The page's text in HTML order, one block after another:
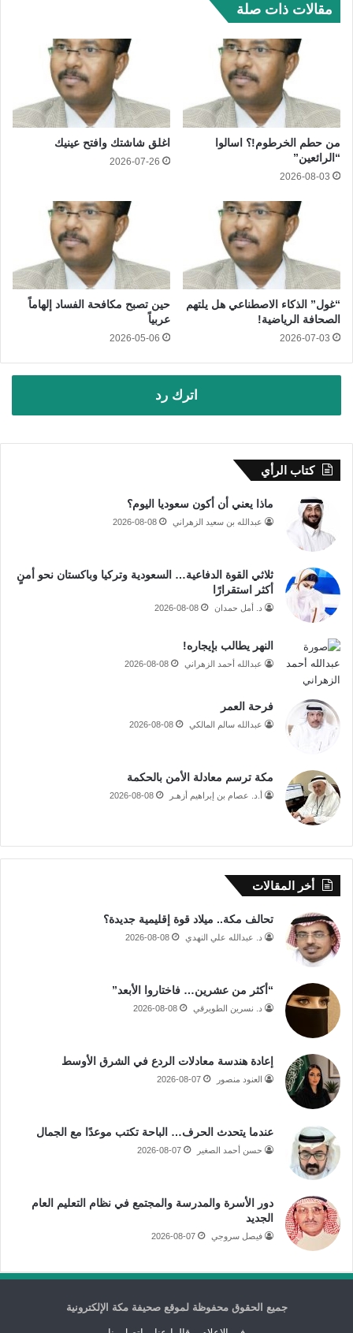
مقالات ذات صلة
من حطم الخرطوم!؟ اسالوا
“الرائعين”
2026-08-03
اغلق شاشتك وافتح عينيك
2026-07-26
“غول” الذكاء الاصطناعي هل يلتهم
الصحافة الرياضية!
2026-07-03
حين تصبح مكافحة الفساد إلهاماً
عربياً
2026-05-06
اترك رد
كتاب الرأي
ماذا يعني أن أكون سعوديا اليوم؟
عبدالله بن سعيد الزهراني 2026-08-08
ثلاثي القوة الدفاعية… السعودية وتركيا وباكستان نحو أمنٍ
أكثر استقرارًا
د. أمل حمدان 2026-08-08
النهر يطالب بإيجاره!
عبدالله أحمد الزهراني 2026-08-08
فرحة العمر
عبدالله سالم المالكي 2026-08-08
مكة ترسم معادلة الأمن بالحكمة
أ.د. عصام بن إبراهيم أزهـر 2026-08-08
أخر المقالات
تحالف مكة.. ميلاد قوة إقليمية جديدة؟
د. عبدالله علي النهدي 2026-08-08
“أكثر من عشرين… فاختاروا الأبعد”
د. نسرين الطويرقي 2026-08-08
إعادة هندسة معادلات الردع في الشرق الأوسط
العنود منصور 2026-08-07
عندما يتحدث الحرف… الباحة تكتب موعدًا مع الجمال
حسن أحمد الصغير 2026-08-07
دور الأسرة والمدرسة والمجتمع في نظام التعليم العام
الجديد
فيصل سروجي 2026-08-07
جميع الحقوق محفوظة لموقع صحيفة مكة الإلكترونية